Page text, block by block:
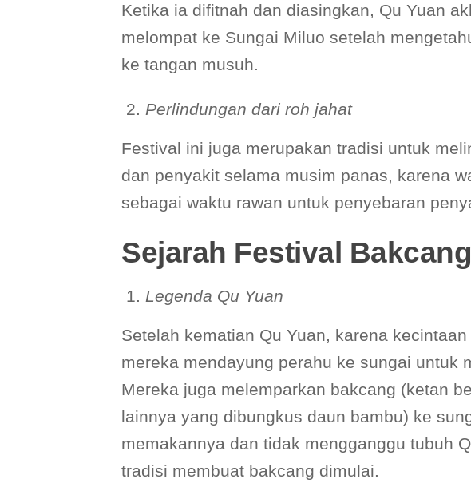
Ketika ia difitnah dan diasingkan, Qu Yuan
melompat ke Sungai Miluo setelah
ke tangan musuh.
Perlindungan dari roh jahat
Festival ini juga merupakan tradisi untuk
dan penyakit selama musim panas, karena
sebagai waktu rawan untuk penyebaran
Sejarah Festival Bakcang
Legenda Qu Yuan
Setelah kematian Qu Yuan, karena
mereka mendayung perahu ke sungai untuk
Mereka juga melemparkan bakcang (ketan
lainnya yang dibungkus daun bambu) ke
memakannya dan tidak mengganggu tubuh
tradisi membuat bakcang dimulai.